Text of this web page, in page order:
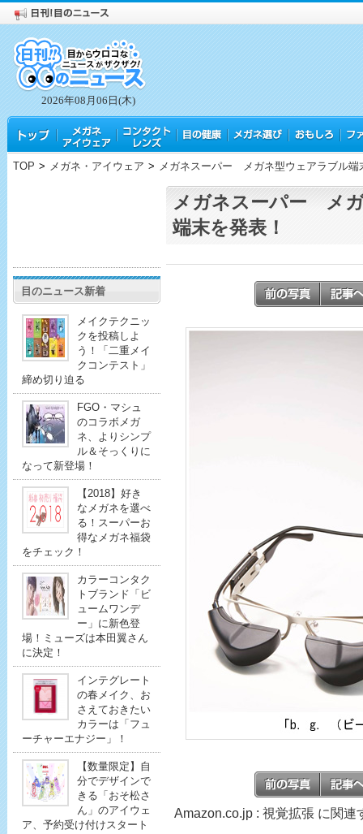
2026年08月06日(木)
TOP > メガネ・アイウェア > メガネスーパー メガネ型ウェアラブル端
目のニュース新着
メイクテクニッ
クを投稿しよ
う！「二重メイ
クコンテスト」
締め切り迫る
FGO・マシュ
のコラボメガ
ネ、よりシンプ
ル＆そっくりに
なって新登場！
【2018】好き
なメガネを選べ
る！スーパーお
得なメガネ福袋
をチェック！
カラーコンタク
トブランド「ビ
ュームワンデ
ー」に新色登
場！ミューズは本田翼さん
に決定！
インテグレート
の春メイク、お
さえておきたい
カラーは「フュ
ーチャーエナジー」！
【数量限定】自
分でデザインで
きる「おそ松さ
ん」のアイウェ
ア、予約受け付けスタート
メガネスーパー メ
端末を発表！
Amazon.co.jp : 視覚拡張 に関連